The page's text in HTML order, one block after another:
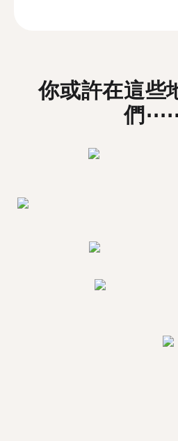
你或許在這些
們